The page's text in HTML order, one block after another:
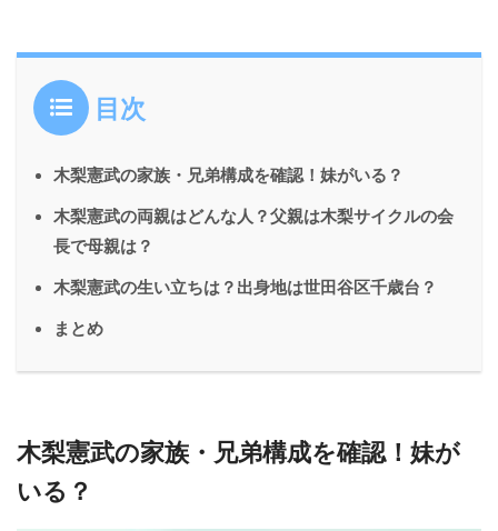
目次
木梨憲武の家族・兄弟構成を確認！妹がいる？
木梨憲武の両親はどんな人？父親は木梨サイクルの会
長で母親は？
木梨憲武の生い立ちは？出身地は世田谷区千歳台？
まとめ
木梨憲武の家族・兄弟構成を確認！妹が
いる？